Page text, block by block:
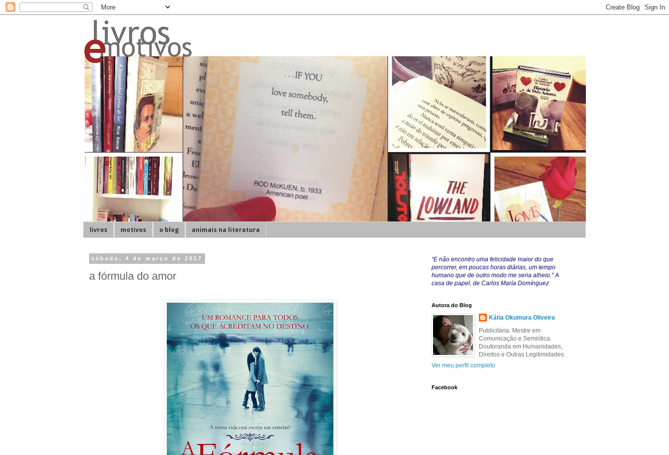
livros motivos o blog animais na literatura
sábado, 4 de março de 2017
a fórmula do amor
“E não encontro uma felicidade maior do que
percorrer, em poucas horas diárias, um tempo
humano que de outro modo me seria alheio.” A
casa de papel, de Carlos María Domínguez
Autora do Blog
Kátia Okumura Oliveira
Publicitária. Mestre em
Comunicação e Semiótica.
Doutoranda em Humanidades,
Direitos e Outras Legitimidades.
Ver meu perfil completo
Facebook